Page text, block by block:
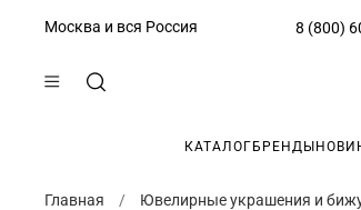
Москва и вся Россия 8 (800)
КАТАЛОГ БРЕНДЫ
Главная Ювелирные украшения и